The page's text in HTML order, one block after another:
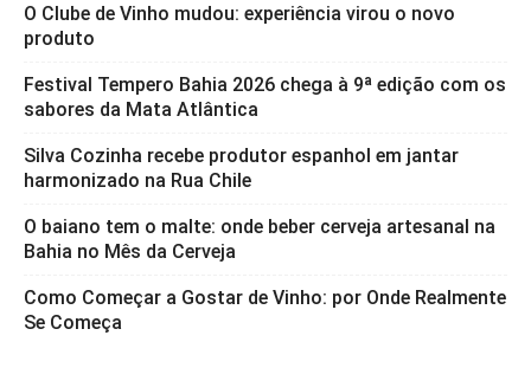
O Clube de Vinho mudou: experiência virou o novo
produto
Festival Tempero Bahia 2026 chega à 9ª edição com os
sabores da Mata Atlântica
Silva Cozinha recebe produtor espanhol em jantar
harmonizado na Rua Chile
O baiano tem o malte: onde beber cerveja artesanal na
Bahia no Mês da Cerveja
Como Começar a Gostar de Vinho: por Onde Realmente
Se Começa